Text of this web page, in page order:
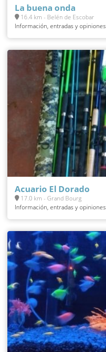
La buena onda
16.4 km - Belén de Escobar
Información, entradas y opiniones
Acuario El Dorado
17.0 km - Grand Bourg
Información, entradas y opiniones